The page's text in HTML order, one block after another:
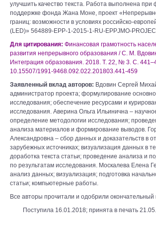
улучшить качество текста. Работа выполнена при
поддержке фонда Жана Моне, проект
границ: возможности в условиях российско-
(LED)» 564889-EPP-1-2015-1-RU-EPPJMO-
Для цитирования: Финансовая грамотность
развития непрерывного образования / С. М.
Интеграция образования. 2018. Т. 22, № 3. С.
10.15507/1991-9468.092.022.201803.441-459
Заявленный вклад авторов: Вдовин Сергей
администратор проекта; формулирование
исследования; обеспечение ресурсами и
исследования. Аверина Ольга Ильинична –
определение методологии исследования;
анализа материалов и формирование выводов.
Александровна – сбор данных и доказательств в
зарубежных источниках; визуализация данных в
доработка текста статьи; проведение анализа и
по результатам исследования. Москалева Елена
анализ данных; визуализация; подготовка
статьи; компьютерные работы.
Все авторы прочитали и одобрили окончательный
Поступила 16.01.2018; принята в печать